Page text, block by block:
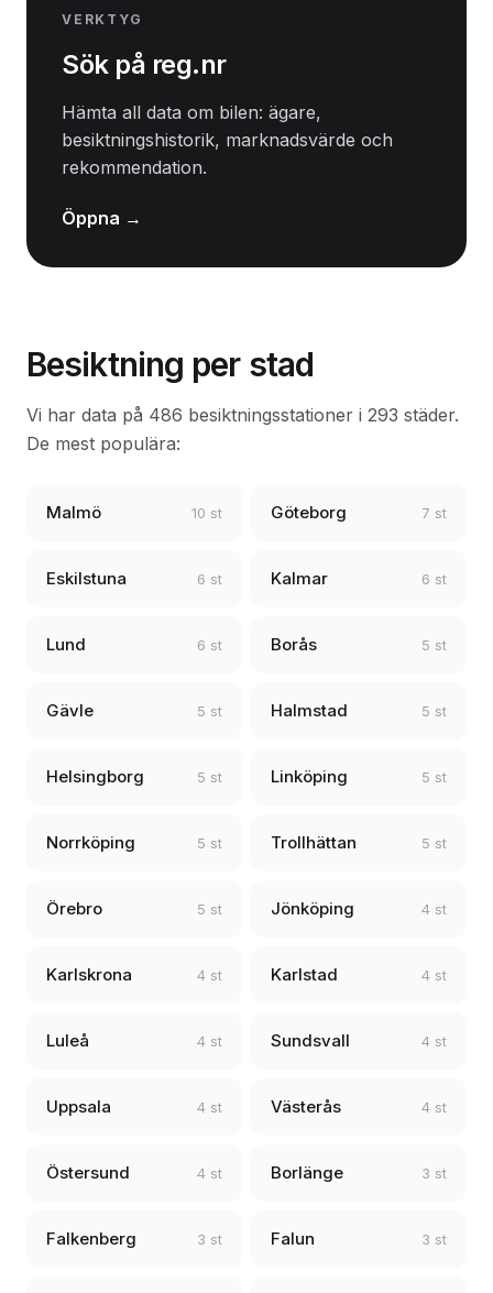
VERKTYG
Sök på reg.nr
Hämta all data om bilen: ägare,
besiktningshistorik, marknadsvärde och
rekommendation.
Öppna →
Besiktning per stad
Vi har data på 486 besiktningsstationer i 293 städer.
De mest populära:
Malmö 10 st Göteborg 7 st
Eskilstuna 6 st Kalmar 6 st
Lund 6 st Borås 5 st
Gävle 5 st Halmstad 5 st
Helsingborg 5 st Linköping 5 st
Norrköping 5 st Trollhättan 5 st
Örebro 5 st Jönköping 4 st
Karlskrona 4 st Karlstad 4 st
Luleå 4 st Sundsvall 4 st
Uppsala 4 st Västerås 4 st
Östersund 4 st Borlänge 3 st
Falkenberg 3 st Falun 3 st